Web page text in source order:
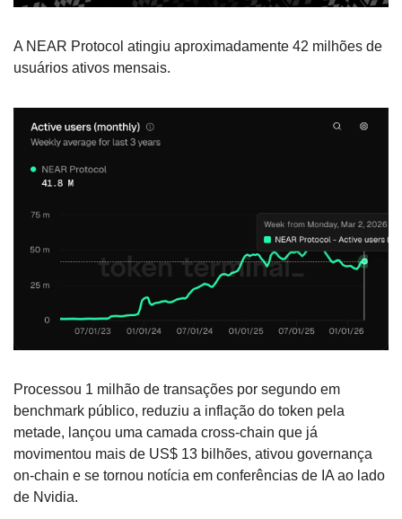
A NEAR Protocol atingiu aproximadamente 42 milhões de
usuários ativos mensais.
Processou 1 milhão de transações por segundo em
benchmark público, reduziu a inflação do token pela
metade, lançou uma camada cross-chain que já
movimentou mais de US$ 13 bilhões, ativou governança
on-chain e se tornou notícia em conferências de IA ao lado
de Nvidia.